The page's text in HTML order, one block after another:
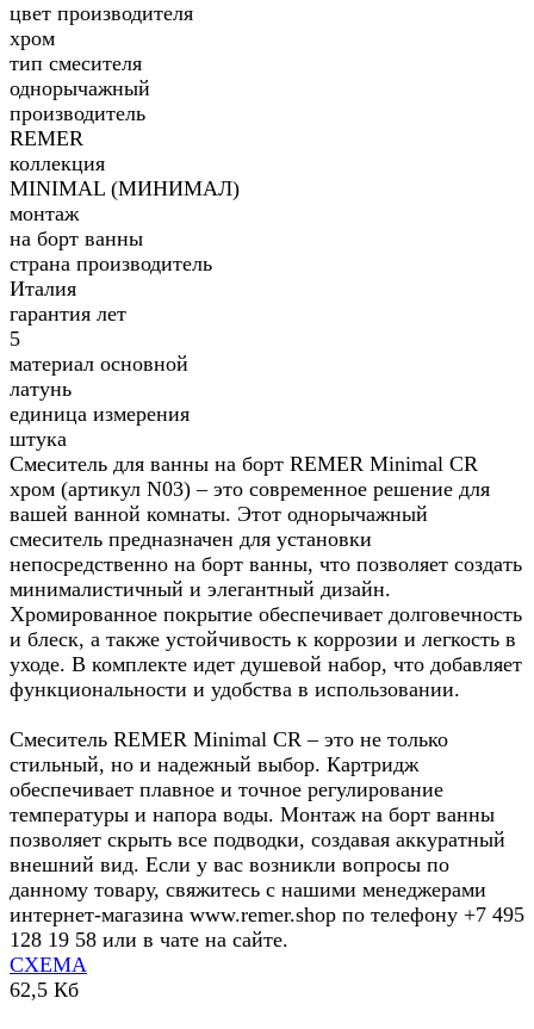
цвет производителя
хром
тип смесителя
однорычажный
производитель
REMER
коллекция
MINIMAL (МИНИМАЛ)
монтаж
на борт ванны
страна производитель
Италия
гарантия лет
5
материал основной
латунь
единица измерения
штука
Смеситель для ванны на борт REMER Minimal CR
хром (артикул N03) – это современное решение для
вашей ванной комнаты. Этот однорычажный
смеситель предназначен для установки
непосредственно на борт ванны, что позволяет создать
минималистичный и элегантный дизайн.
Хромированное покрытие обеспечивает долговечность
и блеск, а также устойчивость к коррозии и легкость в
уходе. В комплекте идет душевой набор, что добавляет
функциональности и удобства в использовании.
Смеситель REMER Minimal CR – это не только
стильный, но и надежный выбор. Картридж
обеспечивает плавное и точное регулирование
температуры и напора воды. Монтаж на борт ванны
позволяет скрыть все подводки, создавая аккуратный
внешний вид. Если у вас возникли вопросы по
данному товару, свяжитесь с нашими менеджерами
интернет-магазина www.remer.shop по телефону +7 495
128 19 58 или в чате на сайте.
СХЕМА
62,5 Кб